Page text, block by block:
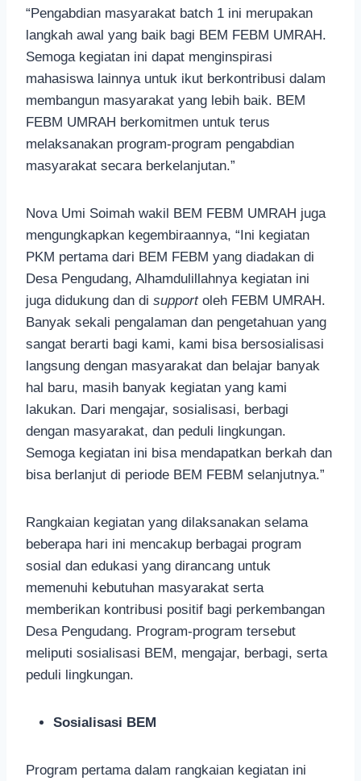
“Pengabdian masyarakat batch 1 ini merupakan
langkah awal yang baik bagi BEM FEBM UMRAH.
Semoga kegiatan ini dapat menginspirasi
mahasiswa lainnya untuk ikut berkontribusi dalam
membangun masyarakat yang lebih baik. BEM
FEBM UMRAH berkomitmen untuk terus
melaksanakan program-program pengabdian
masyarakat secara berkelanjutan.”
Nova Umi Soimah wakil BEM FEBM UMRAH juga
mengungkapkan kegembiraannya, “Ini kegiatan
PKM pertama dari BEM FEBM yang diadakan di
Desa Pengudang, Alhamdulillahnya kegiatan ini
juga didukung dan di supportoleh FEBM UMRAH.
Banyak sekali pengalaman dan pengetahuan yang
sangat berarti bagi kami, kami bisa bersosialisasi
langsung dengan masyarakat dan belajar banyak
hal baru, masih banyak kegiatan yang kami
lakukan. Dari mengajar, sosialisasi, berbagi
dengan masyarakat, dan peduli lingkungan.
Semoga kegiatan ini bisa mendapatkan berkah dan
bisa berlanjut di periode BEM FEBM selanjutnya.”
Rangkaian kegiatan yang dilaksanakan selama
beberapa hari ini mencakup berbagai program
sosial dan edukasi yang dirancang untuk
memenuhi kebutuhan masyarakat serta
memberikan kontribusi positif bagi perkembangan
Desa Pengudang. Program-program tersebut
meliputi sosialisasi BEM, mengajar, berbagi, serta
peduli lingkungan.
Sosialisasi BEM
Program pertama dalam rangkaian kegiatan ini